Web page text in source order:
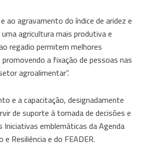
ao agravamento do índice de aridez e
agricultura mais produtiva e
regadio permitem melhores
a fixação de pessoas nas
agroalimentar”.
e a capacitação, designadamente
de suporte à tomada de decisões e
emblemáticas da Agenda
Resiliência e do FEADER.